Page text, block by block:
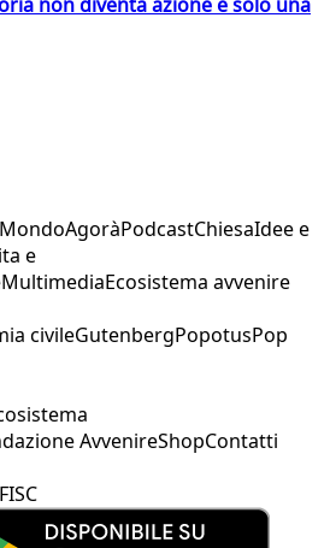
MondoAgoràPodcastChiesaIdee e
e
MultimediaEcosistema avvenire
civileGutenbergPopotusPop
AvvenireShopContatti
FISC